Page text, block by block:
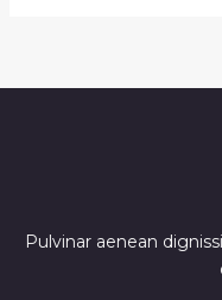
Pulvinar aenean